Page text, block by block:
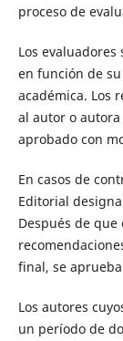
proceso de
Los
en función de
académica. Los
al autor o
aprobado con
En casos de
Editorial
Después de
final, se
Los autores
un período de